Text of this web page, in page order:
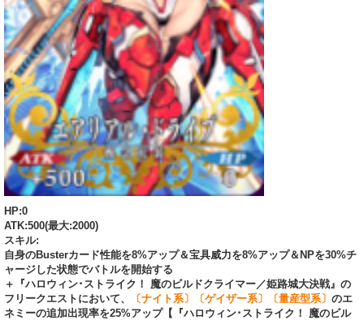
HP:0
ATK:500(最大:2000)
スキル:
自身のBusterカード性能を8%アップ＆宝具威力を8%アップ＆NPを30%チ
ャージした状態でバトルを開始する
＋『ハロウィン･ストライク！ 魔のビルドクライマー／姫路城大決戦』の
フリークエストにおいて、
〔ナイト系〕〔ゲイザー系〕〔量産型系〕 のエ
ネミーの追加出現率を25%アップ【『ハロウィン･ストライク！ 魔のビル